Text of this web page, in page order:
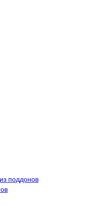
поддонов